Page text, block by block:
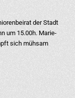
der Stadt
um 15.00h. Marie-
sich mühsam